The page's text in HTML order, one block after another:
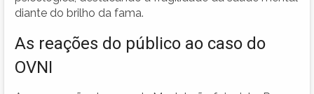
diante do brilho da fama.
As reações do público ao caso do
OVNI